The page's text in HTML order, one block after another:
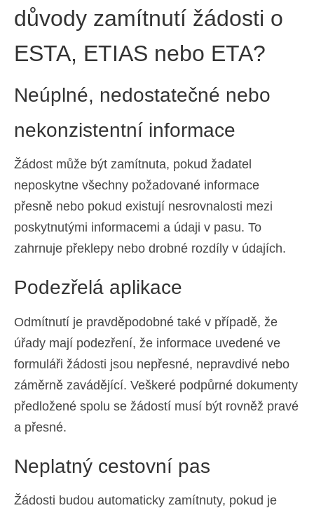
důvody zamítnutí žádosti o
ESTA, ETIAS nebo ETA?
Neúplné, nedostatečné nebo
nekonzistentní informace
Žádost může být zamítnuta, pokud žadatel
neposkytne všechny požadované informace
přesně nebo pokud existují nesrovnalosti mezi
poskytnutými informacemi a údaji v pasu. To
zahrnuje překlepy nebo drobné rozdíly v údajích.
Podezřelá aplikace
Odmítnutí je pravděpodobné také v případě, že
úřady mají podezření, že informace uvedené ve
formuláři žádosti jsou nepřesné, nepravdivé nebo
záměrně zavádějící. Veškeré podpůrné dokumenty
předložené spolu se žádostí musí být rovněž pravé
a přesné.
Neplatný cestovní pas
Žádosti budou automaticky zamítnuty, pokud je